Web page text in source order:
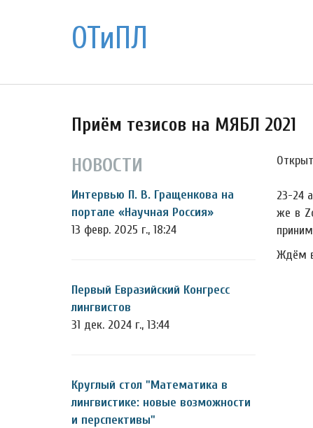
ОТиПЛ
Приём тезисов на МЯБЛ 2021
НОВОСТИ
Интервью П. В. Гращенкова на
портале «Научная Россия»
13 февр. 2025 г., 18:24
Первый Евразийский Конгресс
лингвистов
31 дек. 2024 г., 13:44
Круглый стол "Математика в
лингвистике: новые возможности
и перспективы"
23-24
же в
Ждём